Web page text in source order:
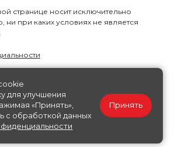
странице носит исключительно
ни при каких условиях не является
для улучшения
«Принять»,
с обработкой данных
Принять